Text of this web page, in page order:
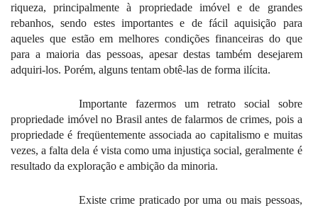
riqueza, principalmente à propriedade imóvel e de grandes
rebanhos, sendo estes importantes e de fácil aquisição para
aqueles que estão em melhores condições financeiras do que
para a maioria das pessoas, apesar destas também desejarem
adquiri-los. Porém, alguns tentam obtê-las de forma ilícita.
Importante fazermos um retrato social sobre
propriedade imóvel no Brasil antes de falarmos de crimes, pois a
propriedade é freqüentemente associada ao capitalismo e muitas
vezes, a falta dela é vista como uma injustiça social, geralmente é
resultado da exploração e ambição da minoria.
Existe crime praticado por uma ou mais pessoas,